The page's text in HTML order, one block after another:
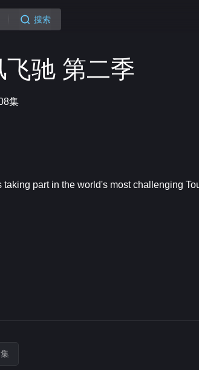
搜索
驰 第二季
集
part in the world's most challenging